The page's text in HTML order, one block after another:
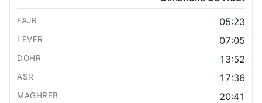
05:23
07:05
13:52
17:36
20:41